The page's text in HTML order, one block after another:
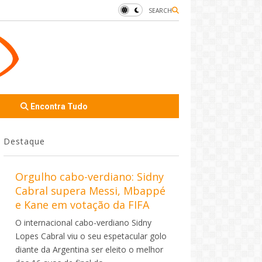
SEARCH
Encontra Tudo
Destaque
Orgulho cabo-verdiano: Sidny
Cabral supera Messi, Mbappé
e Kane em votação da FIFA
O internacional cabo-verdiano Sidny
Lopes Cabral viu o seu espetacular golo
diante da Argentina ser eleito o melhor